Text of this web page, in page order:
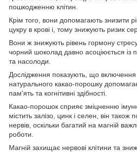
пошкодженню клітин.
Крім того, вони допомагають знизити
цукру в крові і, тому знижують ризик
Вони ж знижують рівень гормону
чорний шоколад давно асоціюється із
та насолоди.
Дослідження показують, що включення
натурального какао-порошку
пам'ять та когнітивні здібності.
Какао-порошок сприяє зміцненню
містить залізо, цинк і селен, він також
нервів, оскільки багатий на магній
роботи.
Магній захищає нервові клітини та